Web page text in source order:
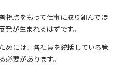
視点をもって仕事に取り組んでほ
発が生まれるはずです。
めには、各社員を統括している管
要があります。